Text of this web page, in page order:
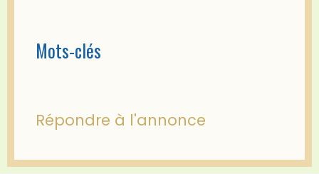
Mots-clés
Répondre à l'annonce